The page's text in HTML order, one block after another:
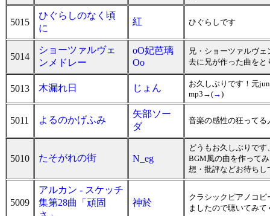
5015
ひぐらしのなく頃
に
紅 ひぐらしです
5014
ショーツァルヴェ
ンメドレー
oO妃芭璃
Oo
兄・ショーツァルヴ
去に兄が作った曲を
5013 木漏れ日 じょん
お久しぶりです！元
mp3→(→)
5011 よるのかげふみ
矢部ソー
ダ
音楽の感性の狂って
5010 たそがれの街 N_eg
どうもお久しぶりで
BGM風の曲を作って
想・批評などお待ちし
5009
アルカン - スケッチ
集第28曲「頑固
神於
クラシックピアノコ
ましたので聴いてみて